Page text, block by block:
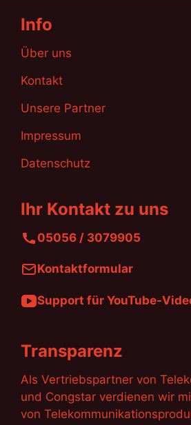
Info
Über uns
Kontakt
Unsere Partner
Impressum
Datenschutz
Ihr Kontakt zu uns
05056 / 3079905
Kontaktformular
Support für YouTube-
Transparenz
Als Vertriebspartner von
und Congstar verdienen wir
von